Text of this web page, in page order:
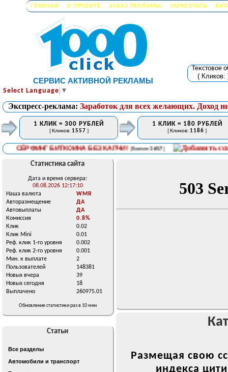
ГЛАВНАЯ О ПРОЕКТЕ ЗАКАЗ РЕКЛАМЫ ЗАРАБОТАТЬ
СЕРВИС АКТИВНОЙ РЕКЛАМЫ
Select Language ▼
Текстовое
( Кликов:
Экспресс-реклама: Заработок для всех желающих. Доход
1 КЛИК = 300 РУБЛЕЙ
[ Кликов: 1557 ]
1 КЛИК = 180 РУБЛЕЙ
[ Кликов: 1186 ]
СЁРФИНГ БИТКОИНА БЕЗ КАПЧИ![ Кликов:1657]
Статистика сайта
Дата и время сервера:
08.08.2026 12:17:10
Наша валюта
WMR
Авторазмещение
ДА
Автовыплаты
ДА
Комиссия
0.8%
Клик
0.02
Клик Mini
0.01
Реф. клик 1-го уровня
0.002
Реф. клик 2-го уровня
0.001
Мин. к выплате
2
Пользователей
148381
Новых вчера
39
Новых сегодня
18
Выплачено
260975.01
Обновление статистики раз в 10 мин
Статьи
Все разделы
Автомобили и транспорт
Размещая свою
индекса